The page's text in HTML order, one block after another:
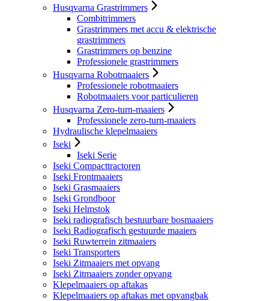
Husqvarna Grastrimmers
Combitrimmers
Grastrimmers met accu & elektrische
grastrimmers
Grastrimmers op benzine
Professionele grastrimmers
Husqvarna Robotmaaiers
Professionele robotmaaiers
Robotmaaiers voor particulieren
Husqvarna Zero-turn-maaiers
Professionele zero-turn-maaiers
Hydraulische klepelmaaiers
Iseki
Iseki Serie
Iseki Compacttractoren
Iseki Frontmaaiers
Iseki Grasmaaiers
Iseki Grondboor
Iseki Helmstok
Iseki radiografisch bestuurbare bosmaaiers
Iseki Radiografisch gestuurde maaiers
Iseki Ruwterrein zitmaaiers
Iseki Transporters
Iseki Zitmaaiers met opvang
Iseki Zitmaaiers zonder opvang
Klepelmaaiers op aftakas
Klepelmaaiers op aftakas met opvangbak